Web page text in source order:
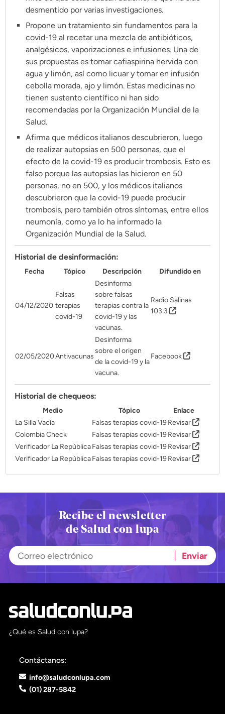
APÓYANOS
Pon tu lupa sobre lo
que importa
Dona aquí
RECIBE NUESTRO BOLETÍN
Enviar
SÍGUENOS
desmentido por varias investigaciones.
Propone un tratamiento sin fundamentos para la
covid-19 al recetar una mezcla de antibióticos,
analgésicos, vaporizaciones e infusiones. Una de
sus propuestas es tomar cafiaspirina hervida con
agua y limón, así como licuar y tomar en infusión
cebolla morada, ajo y limón. Estas medicinas no
tienen sustento científico ni han sido
recomendadas por la Organización Mundial de la
Salud.
Afirma que médicos italianos descubrieron, luego
de realizar autopsias en 500 personas, que el
efecto de la covid-19 es producir trombosis. Esto es
falso porque las autopsias las hicieron en 50
personas, no en 500, y los médicos italianos
descubrieron que la covid-19 puede producir
trombosis, pero también otros síntomas, entre ellos
neumonía, como ya lo ha informado la
Organización Mundial de la Salud.
Historial de desinformación:
Fecha Tópico Descripción Difundido en
04/12/2020
Falsas
terapias
covid-19
Desinforma
sobre falsas
terapias contra la
covid-19 y las
vacunas.
Radio Salinas
103.3
02/05/2020Antivacunas
Desinforma
sobre el origen
de la covid-19 y la
vacuna.
Facebook
Historial de chequeos:
Medio Tópico
Enlace
La Silla Vacía
Falsas terapias covid-19 Revisar
Colombia Check
Falsas terapias covid-19 Revisar
Verificador La República Falsas terapias covid-19 Revisar
Verificador La República Falsas terapias covid-19 Revisar
Recibe el newsletter
de Salud con lupa
¿Qué es Salud con lupa?
Contáctanos:
info@saludconlupa.com
(01) 287-5842